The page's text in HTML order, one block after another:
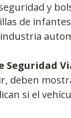
y
de
Seguridad
deben
si el